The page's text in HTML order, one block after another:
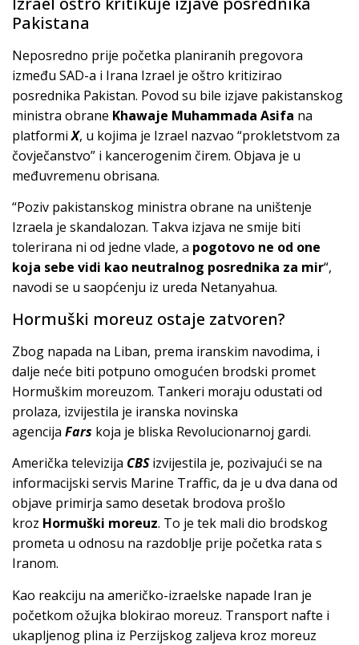
Pakistana
Neposredno prije početka planiranih pregovora
između SAD-a i Irana Izrael je oštro kritizirao
posrednika Pakistan. Povod su bile izjave pakistanskog
ministra obrane Khawaje Muhammada Asifa na
platformiX, u kojima je Izrael nazvao “prokletstvom za
čovječanstvo” i kancerogenim čirem. Objava je u
međuvremenu obrisana.
“Poziv pakistanskog ministra obrane na uništenje
Izraela je skandalozan. Takva izjava ne smije biti
tolerirana ni od jedne vlade, a pogotovo ne od one
koja sebe vidi kao neutralnog posrednika za mir“,
navodi se u saopćenju iz ureda Netanyahua.
Hormuški moreuz ostaje zatvoren?
Zbog napada na Liban, prema iranskim navodima, i
dalje neće biti potpuno omogućen brodski promet
Hormuškim moreuzom. Tankeri moraju odustati od
prolaza, izvijestila je iranska novinska
agencija Fars koja je bliska Revolucionarnoj gardi.
Američka televizija CBS izvijestila je, pozivajući se na
informacijski servis Marine Traffic, da je u dva dana od
objave primirja samo desetak brodova prošlo
kroz Hormuški moreuz. To je tek mali dio brodskog
prometa u odnosu na razdoblje prije početka rata s
Iranom.
Kao reakciju na američko-izraelske napade Iran je
početkom ožujka blokirao moreuz. Transport nafte i
ukapljenog plina iz Perzijskog zaljeva kroz moreuz